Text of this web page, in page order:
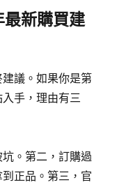
新購買建
議。如果你是第
手，理由有三
。第二，訂購過
正品。第三，官